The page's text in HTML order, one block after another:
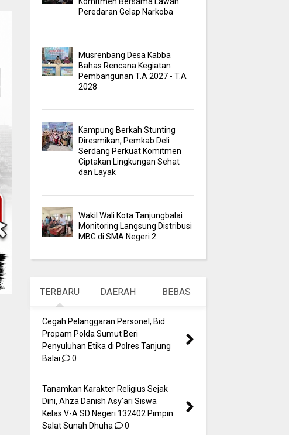
Peredaran Gelap Narkoba
Musrenbang Desa Kabba
Bahas Rencana Kegiatan
Pembangunan T.A 2027 - T.A
2028
Kampung Berkah Stunting
Diresmikan, Pemkab Deli
Serdang Perkuat Komitmen
Ciptakan Lingkungan Sehat
dan Layak
Wakil Wali Kota Tanjungbalai
Monitoring Langsung Distribusi
MBG di SMA Negeri 2
TERBARU DAERAH BEBAS
Cegah Pelanggaran Personel, Bid
Propam Polda Sumut Beri
Penyuluhan Etika di Polres Tanjung
Balai
0
Tanamkan Karakter Religius Sejak
Dini, Ahza Danish Asy'ari Siswa
Kelas V-A SD Negeri 132402 Pimpin
Salat Sunah Dhuha
0